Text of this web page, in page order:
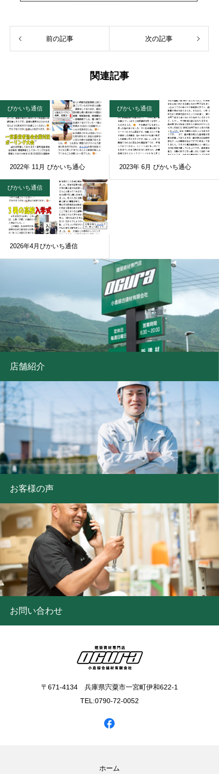
前の記事 次の記事
関連記事
ぴかいち通信
2022年 11月 ぴかいち通心
ぴかいち通信
2023年 6月 ぴかいち通心
ぴかいち通信
2026年4月ぴかいち通信
店舗紹介
お客様の声
お問い合わせ
〒671-4134 兵庫県宍粟市一宮町伊和622-1
TEL:0790-72-0052
ホーム